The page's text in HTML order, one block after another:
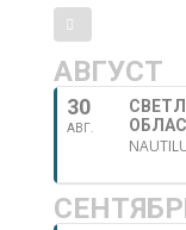
АВГУСТ
30
АВГ.